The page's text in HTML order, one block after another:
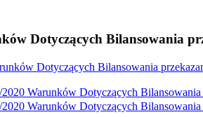
Dotyczących Bilansowania
Dotyczących Bilansowania
Warunków Dotyczących Bilansowania
Warunków Dotyczących Bilansowania